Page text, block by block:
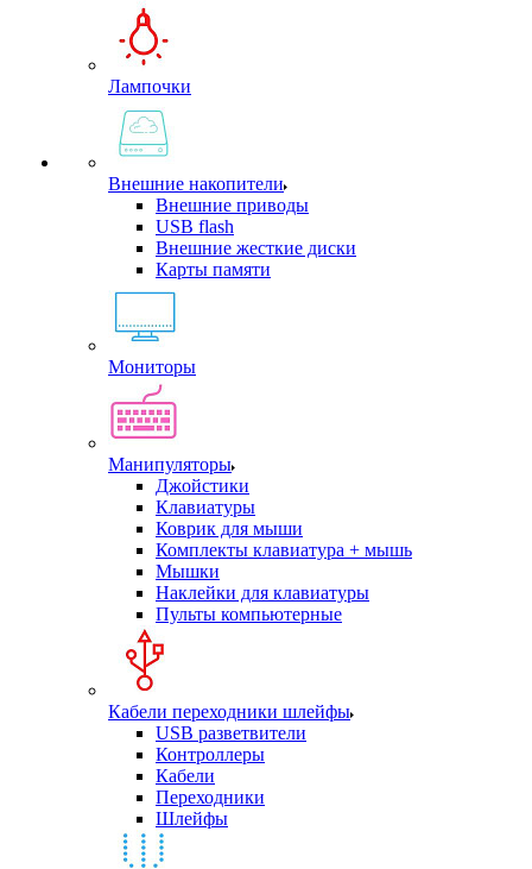
Лампочки
Внешние накопители
Внешние приводы
USB flash
Внешние жесткие диски
Карты памяти
Мониторы
Манипуляторы
Джойстики
Клавиатуры
Коврик для мыши
Комплекты клавиатура + мышь
Мышки
Наклейки для клавиатуры
Пульты компьютерные
Кабели переходники шлейфы
USB разветвители
Контроллеры
Кабели
Переходники
Шлейфы